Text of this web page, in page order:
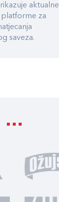
aktualne
za
saveza.